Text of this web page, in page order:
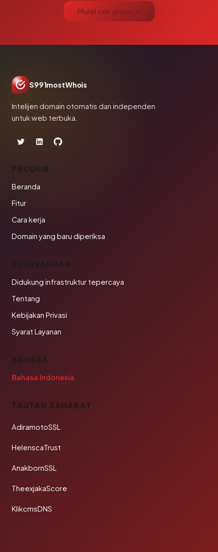
Mulai cek gratis →
S991mostWhois
Intelijen domain otomatis dan independen
untuk web terbuka.
PRODUK
Beranda
Fitur
Cara kerja
Domain yang baru diperiksa
PERUSAHAAN
Didukung infrastruktur tepercaya
Tentang
Kebijakan Privasi
Syarat Layanan
BAHASA
Bahasa Indonesia
TAUTAN SAHABAT
AdiramotoSSL
HelenscaTrust
AnakbornSSL
TheexjakaScore
KlikcmsDNS